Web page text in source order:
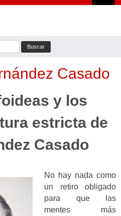
Casado
y los
estricta de
Casado
No hay nada como
un retiro obligado
para que las
mentes más